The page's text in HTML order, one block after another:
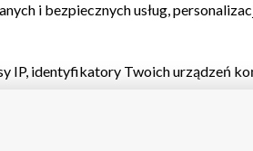
i bezpiecznych usług,
IP, identyfikatory Twoich urządzeń
wyboru podstawowych reklam,
treści, pomiaru wydajności